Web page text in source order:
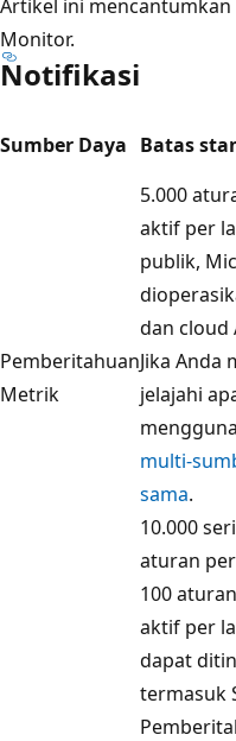
Artikel ini
Monitor.
Notifikasi
Sumber Daya Batas
Pemberitahuan
Metrik
5.000
aktif per
publik,
dan cloud
Jika Anda
jelajahi
multi-
sama.
10.000
aturan
100
aktif per
dapat
termasuk